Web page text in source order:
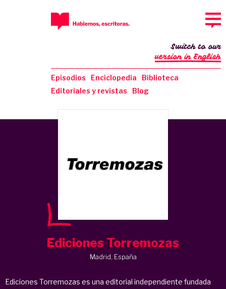
Episodios Enciclopedia
Biblioteca
Editoriales y revistas
Blog
Switch to our
version in English
Ediciones Torremozas
Madrid, España
Ediciones Torremozas es una editorial independiente fundada